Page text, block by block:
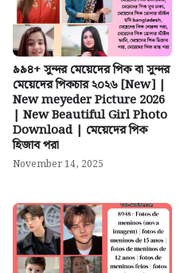
৯৯৪+ সুন্দর মেয়েদের পিক বা সুন্দর
মেয়েদের পিকচার ২০২৬ [New] |
New meyeder Picture 2026
| New Beautiful Girl Photo
Download | মেয়েদের পিক
হিজাব পরা
November 14, 2025